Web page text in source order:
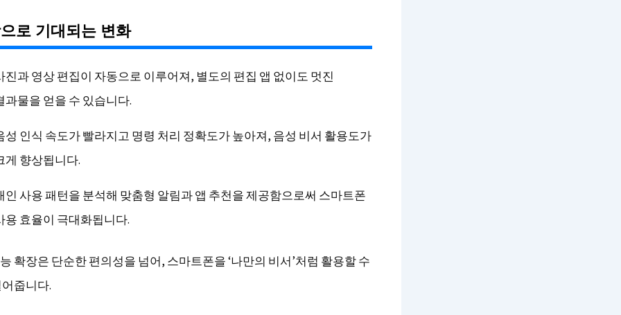
로 기대되는 변화
진과 영상 편집이 자동으로 이루어져, 별도의 편집 앱 없이도 멋진
과물을 얻을 수 있습니다.
성 인식 속도가 빨라지고 명령 처리 정확도가 높아져, 음성 비서 활용도가
게 향상됩니다.
인 사용 패턴을 분석해 맞춤형 알림과 앱 추천을 제공함으로써 스마트폰
용 효율이 극대화됩니다.
확장은 단순한 편의성을 넘어, 스마트폰을 ‘나만의 비서’처럼 활용할 수
줍니다.